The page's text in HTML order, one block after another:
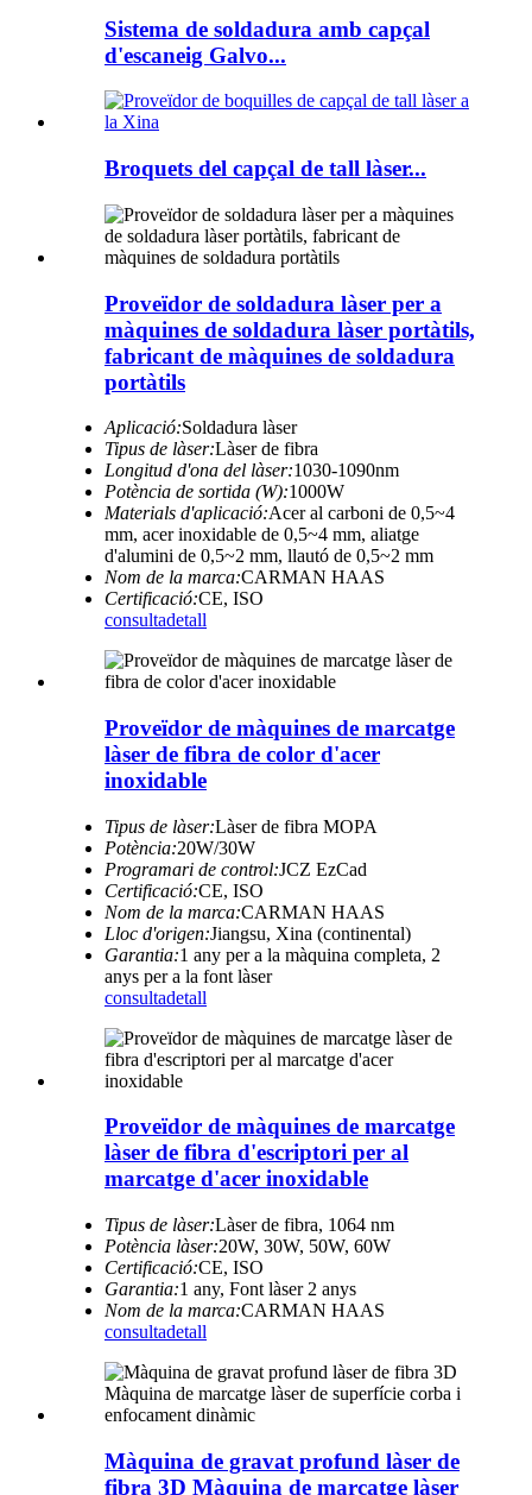
Sistema de soldadura amb capçal
d'escaneig Galvo...
Broquets del capçal de tall làser...
Proveïdor de soldadura làser per a
màquines de soldadura làser portàtils,
fabricant de màquines de soldadura
portàtils
Aplicació:Soldadura làser
Tipus de làser:Làser de fibra
Longitud d'ona del làser:1030-1090nm
Potència de sortida (W):1000W
Materials d'aplicació:Acer al carboni de 0,5~4
mm, acer inoxidable de 0,5~4 mm, aliatge
d'alumini de 0,5~2 mm, llautó de 0,5~2 mm
Nom de la marca:CARMAN HAAS
Certificació:CE, ISO
consultadetall
Proveïdor de màquines de marcatge
làser de fibra de color d'acer
inoxidable
Tipus de làser:Làser de fibra MOPA
Potència:20W/30W
Programari de control:JCZ EzCad
Certificació:CE, ISO
Nom de la marca:CARMAN HAAS
Lloc d'origen:Jiangsu, Xina (continental)
Garantia:1 any per a la màquina completa, 2
anys per a la font làser
consultadetall
Proveïdor de màquines de marcatge
làser de fibra d'escriptori per al
marcatge d'acer inoxidable
Tipus de làser:Làser de fibra, 1064 nm
Potència làser:20W, 30W, 50W, 60W
Certificació:CE, ISO
Garantia:1 any, Font làser 2 anys
Nom de la marca:CARMAN HAAS
consultadetall
Màquina de gravat profund làser de
fibra 3D Màquina de marcatge làser